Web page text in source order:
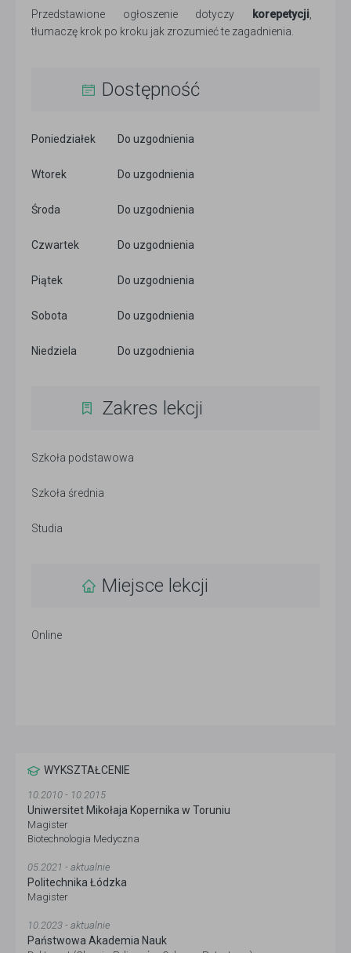
Przedstawione ogłoszenie dotyczy korepetycji,
tłumaczę krok po kroku jak zrozumieć te zagadnienia.
Dostępność
Poniedziałek Do uzgodnienia
Wtorek Do uzgodnienia
Środa Do uzgodnienia
Czwartek Do uzgodnienia
Piątek Do uzgodnienia
Sobota Do uzgodnienia
Niedziela Do uzgodnienia
Zakres lekcji
Szkoła podstawowa
Szkoła średnia
Studia
Miejsce lekcji
Online
WYKSZTAŁCENIE
10.2010 - 10.2015
Uniwersitet Mikołaja Kopernika w Toruniu
Magister
Biotechnologia Medyczna
05.2021 - aktualnie
Politechnika Łódzka
Magister
10.2023 - aktualnie
Państwowa Akademia Nauk